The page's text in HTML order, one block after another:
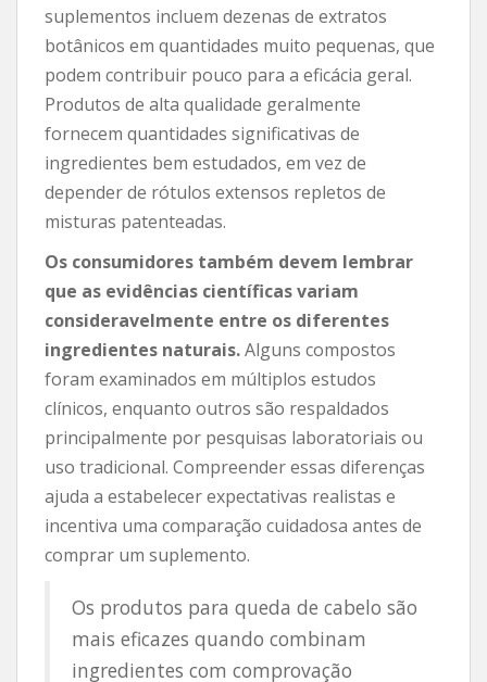
suplementos incluem dezenas de extratos
botânicos em quantidades muito pequenas, que
podem contribuir pouco para a eficácia geral.
Produtos de alta qualidade geralmente
fornecem quantidades significativas de
ingredientes bem estudados, em vez de
depender de rótulos extensos repletos de
misturas patenteadas.
Os consumidores também devem lembrar
que as evidências científicas variam
consideravelmente entre os diferentes
ingredientes naturais.Alguns compostos
foram examinados em múltiplos estudos
clínicos, enquanto outros são respaldados
principalmente por pesquisas laboratoriais ou
uso tradicional. Compreender essas diferenças
ajuda a estabelecer expectativas realistas e
incentiva uma comparação cuidadosa antes de
comprar um suplemento.
Os produtos para queda de cabelo são
mais eficazes quando combinam
ingredientes com comprovação